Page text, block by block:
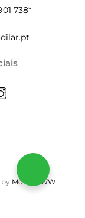
738*
MontiWWW